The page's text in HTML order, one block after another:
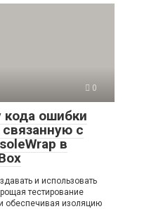
0
ошибки
связанную с
в
и использовать
тестирование
обеспечивая изоляцию